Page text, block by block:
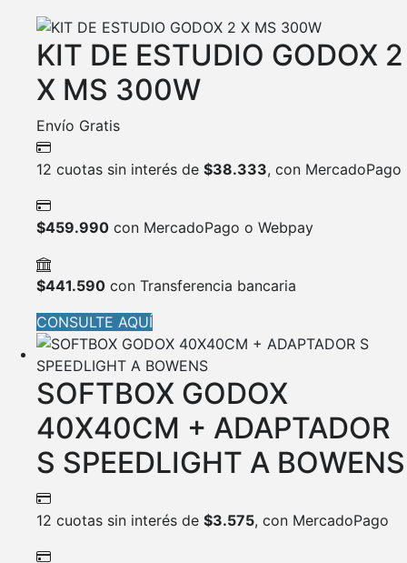
KIT DE ESTUDIO GODOX 2
X MS 300W
Envío Gratis
12 cuotas sin interés de $38.333, con MercadoPago
$459.990 con MercadoPago o Webpay
$441.590 con Transferencia bancaria
CONSULTE AQUÍ
SOFTBOX GODOX
40X40CM + ADAPTADOR
S SPEEDLIGHT A BOWENS
12 cuotas sin interés de $3.575, con MercadoPago